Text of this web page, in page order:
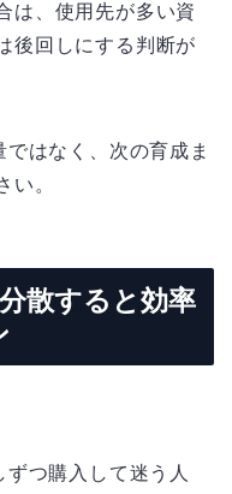
は、使用先が多い資
後回しにする判断が
はなく、次の育成ま
い。
散すると効率
つ購入して迷う人